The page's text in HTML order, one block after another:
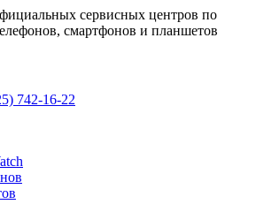
сервисных центров по
смартфонов и планшетов
742-16-22